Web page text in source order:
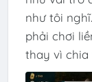
như tôi
phải chơi
thay vì chia